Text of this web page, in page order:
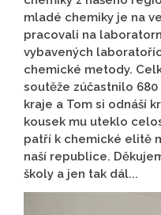
mladé chemiky je na
pracovali na
vybavených
chemické metody.
soutěže zúčastnilo
kraje a Tom si odnáší
kousek mu uteklo
patří k chemické elitě
naší republice.
školy a jen tak dál...